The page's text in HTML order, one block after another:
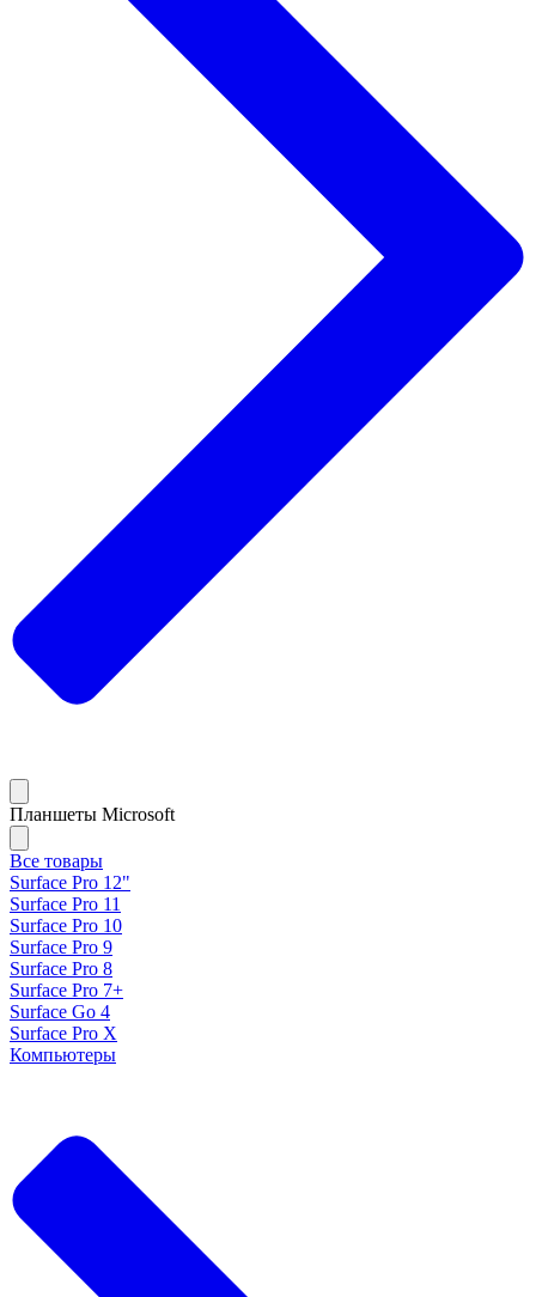
Планшеты Microsoft
Все товары
Surface Pro 12"
Surface Pro 11
Surface Pro 10
Surface Pro 9
Surface Pro 8
Surface Pro 7+
Surface Go 4
Surface Pro X
Компьютеры